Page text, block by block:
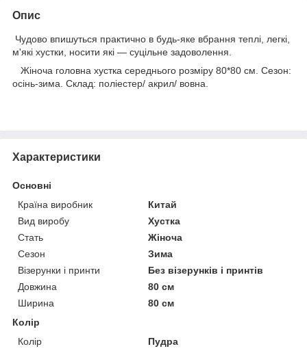
Опис
Чудово впишуться практично в будь-яке вбрання теплі, легкі,
м'які хустки
носити які — суцільне задоволення.
Жіноча головна хустка середнього розміру 80*80 см. Сезон:
осінь-зима. Склад: поліестер/ акрил/ вовна.
Характеристики
Основні
Країна виробник
Китай
Вид виробу
Хустка
Стать
Жіноча
Сезон
Зима
Візерунки і принти
Без візерунків і принтів
Довжина
80 см
Ширина
80 см
Колір
Колір
Пудра